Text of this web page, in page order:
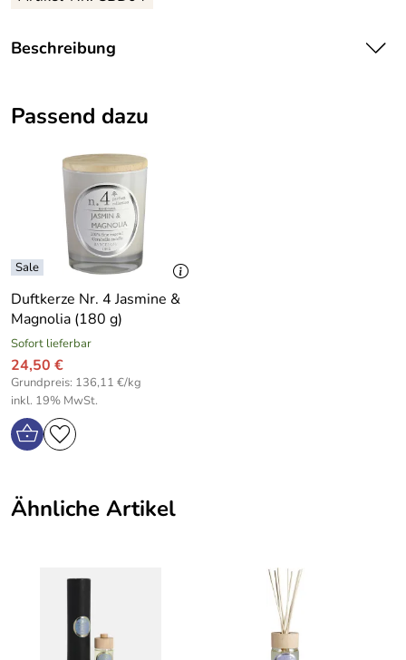
Beschreibung
einem blühendem verzauberten Sommergarten.
Magnolie mit blumigen, einzigartigem Jasmin für ein
entspannendes Wohlfühlaroma.
Dekoratives Glasfläschchen
Regulierbare Duftabgabe
Einfache Anwendung
Regulieren Sie die Duftintensität selbst über die Anzahl
der verwendeten Rattanstäbchen.
Den gleichen Duft haben wir auch als Duftkerze.
Hersteller: CERABELLA, Polígon Industrial Can Clapers.
08181 Sentmenat (Barcelona), comercial@cerabella.com
Passend dazu
Duftkerze Nr. 4 Jasmine &
Magnolia (180 g)
Sofort lieferbar
24,50 €
Grundpreis: 136,11 €/kg
inkl. 19% MwSt.
Ähnliche Artikel